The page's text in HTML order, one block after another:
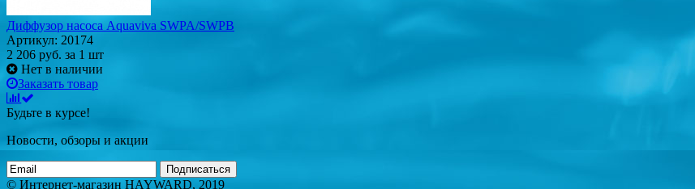
Диффузор насоса Aquaviva SWPA/SWPB
Артикул: 20174
2 206 руб. за 1 шт
Нет в наличии
Заказать товар
Будьте в курсе!
Новости, обзоры и акции
Подписаться
© Интернет-магазин HAYWARD, 2019